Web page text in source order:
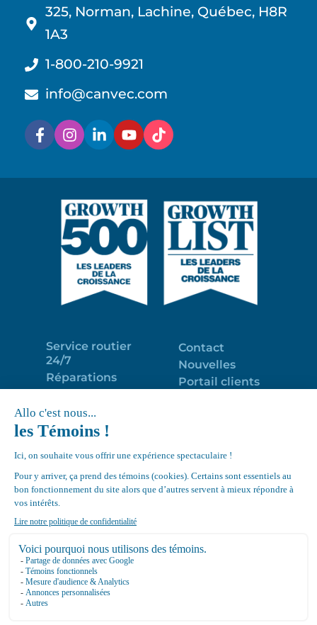
325, Norman, Lachine, Québec, H8R
1A3
1-800-210-9921
info@canvec.com
Service routier
24/7
Réparations
d’entretien
Déneigement
de toits
Équipements
Contact
Nouvelles
Portail clients
Google
4.7